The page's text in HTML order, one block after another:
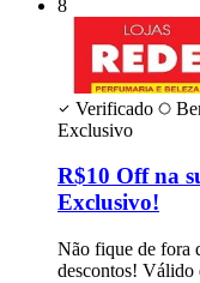
8
Verificado
Exclusivo
R$10 Off na
Exclusivo!
Não fique de fora
descontos! Válido